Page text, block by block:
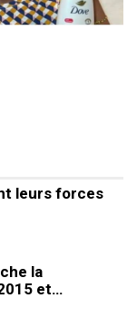
leurs forces
la
et…